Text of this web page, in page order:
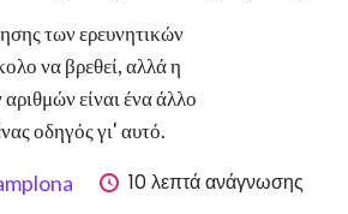
των ερευνητικών
να βρεθεί, αλλά η
είναι ένα άλλο
οδηγός γι' αυτό.
10 λεπτά ανάγνωσης